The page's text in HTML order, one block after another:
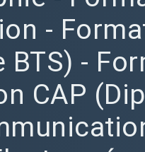
-
BTS) -
CAP